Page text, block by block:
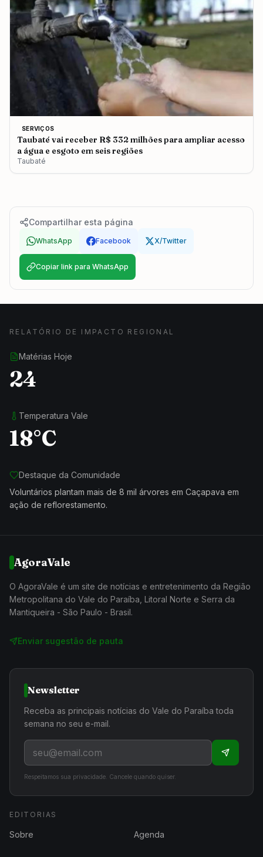
SERVIÇOS
Taubaté vai receber R$ 332 milhões para ampliar acesso
a água e esgoto em seis regiões
Taubaté
Compartilhar esta página
WhatsApp Facebook X/Twitter
Copiar link para WhatsApp
RELATÓRIO DE IMPACTO REGIONAL
Matérias Hoje
24
Temperatura Vale
18°C
Destaque da Comunidade
Voluntários plantam mais de 8 mil árvores em Caçapava em
ação de reflorestamento.
AgoraVale
O AgoraVale é um site de notícias e entretenimento da Região
Metropolitana do Vale do Paraíba, Litoral Norte e Serra da
Mantiqueira - São Paulo - Brasil.
Enviar sugestão de pauta
Newsletter
Receba as principais notícias do Vale do Paraíba toda
semana no seu e-mail.
Respeitamos sua privacidade. Cancele quando quiser.
EDITORIAS
Sobre Agenda